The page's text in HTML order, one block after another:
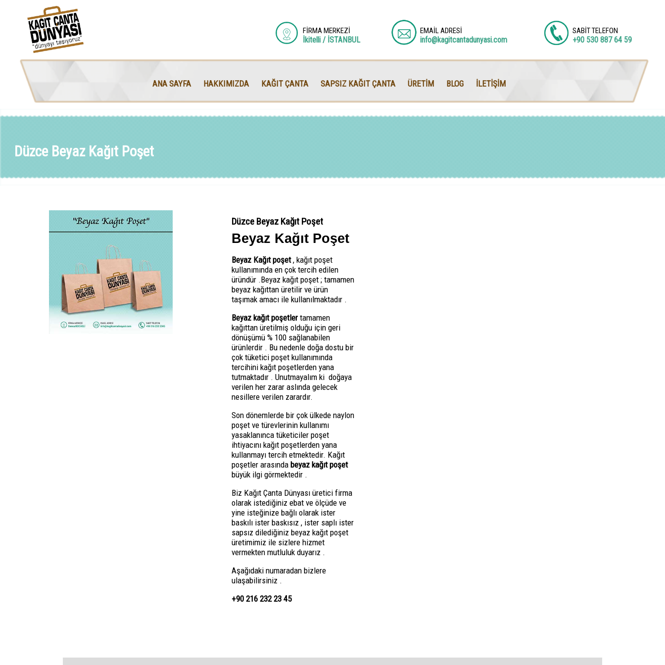
FİRMA MERKEZİ
İkitelli / İSTANBUL
EMAİL ADRESİ
info@kagitcantadunyasi.com
SABİT TELEFON
+90 530 887 64 59
ANA SAYFA HAKKIMIZDA KAĞIT ÇANTA SAPSIZ KAĞIT ÇANTA ÜRETİM BLOG İLETİŞİM
Düzce Beyaz Kağıt Poşet
Düzce Beyaz Kağıt Poşet
Beyaz Kağıt Poşet
Beyaz Kağıt poşet, kağıt poşet
kullanımında en çok tercih edilen
üründür .Beyaz kağıt poşet ; tamamen
beyaz kağıttan üretilir ve ürün
taşımak amacı ile kullanılmaktadır .
Beyaz kağıt poşetlertamamen
kağıttan üretilmiş olduğu için geri
dönüşümü % 100 sağlanabilen
ürünlerdir . Bu nedenle doğa dostu bir
çok tüketici poşet kullanımında
tercihini kağıt poşetlerden yana
tutmaktadır . Unutmayalım ki doğaya
verilen her zarar aslında gelecek
nesillere verilen zarardır.
Son dönemlerde bir çok ülkede naylon
poşet ve türevlerinin kullanımı
yasaklanınca tüketiciler poşet
ihtiyacını kağıt poşetlerden yana
kullanmayı tercih etmektedir. Kağıt
poşetler arasında beyaz kağıt poşet
büyük ilgi görmektedir .
Biz Kağıt Çanta Dünyası üretici firma
olarak istediğiniz ebat ve ölçüde ve
yine isteğinize bağlı olarak ister
baskılı ister baskısız , ister saplı ister
sapsız dilediğiniz beyaz kağıt poşet
üretimimiz ile sizlere hizmet
vermekten mutluluk duyarız .
Aşağıdaki numaradan bizlere
ulaşabilirsiniz .
+90 216 232 23 45